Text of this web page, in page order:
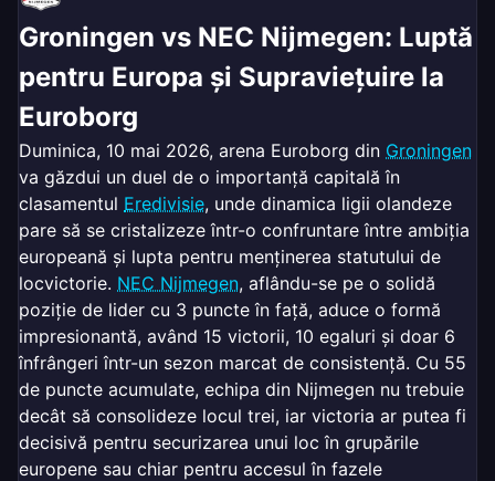
Groningen vs NEC Nijmegen: Luptă
pentru Europa și Supraviețuire la
Euroborg
Duminica, 10 mai 2026, arena Euroborg din Groningen
va găzdui un duel de o importanță capitală în
clasamentul Eredivisie, unde dinamica ligii olandeze
pare să se cristalizeze într-o confruntare între ambiția
europeană și lupta pentru menținerea statutului de
locvictorie. NEC Nijmegen, aflându-se pe o solidă
poziție de lider cu 3 puncte în față, aduce o formă
impresionantă, având 15 victorii, 10 egaluri și doar 6
înfrângeri într-un sezon marcat de consistență. Cu 55
de puncte acumulate, echipa din Nijmegen nu trebuie
decât să consolideze locul trei, iar victoria ar putea fi
decisivă pentru securizarea unui loc în grupările
europene sau chiar pentru accesul în fazele